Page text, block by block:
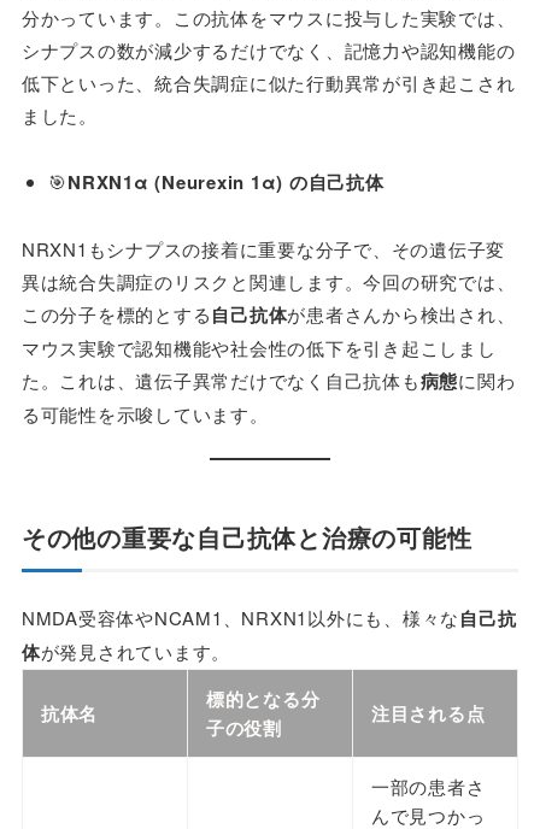
分かっています。この抗体をマウスに投与した実験では、
シナプスの数が減少するだけでなく、記憶力や認知機能の
低下といった、統合失調症に似た行動異常が引き起こされ
ました。
🎯NRXN1α (Neurexin 1α) の自己抗体
NRXN1もシナプスの接着に重要な分子で、その遺伝子変
異は統合失調症のリスクと関連します。今回の研究では、
この分子を標的とする自己抗体が患者さんから検出され、
マウス実験で認知機能や社会性の低下を引き起こしまし
た。これは、遺伝子異常だけでなく自己抗体も病態に関わ
る可能性を示唆しています。
その他の重要な自己抗体と治療の可能性
NMDA受容体やNCAM1、NRXN1以外にも、様々な自己抗
体が発見されています。
抗体名
標的となる分
子の役割
注目される点
一部の患者さ
んで見つかっ